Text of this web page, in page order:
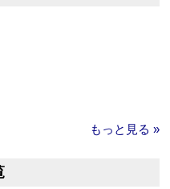
もっと見る »